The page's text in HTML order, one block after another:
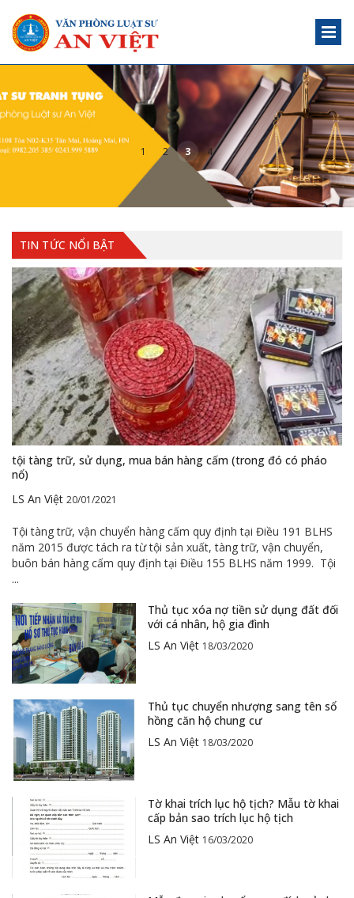
1 2 3 4
TIN TỨC NỔI BẬT
tội tàng trữ, sử dụng, mua bán hàng cấm (trong đó có pháo
nổ)
LS An Việt 20/01/2021
Tội tàng trữ, vận chuyển hàng cấm quy định tại Điều 191 BLHS
năm 2015 được tách ra từ tội sản xuất, tàng trữ, vận chuyển,
buôn bán hàng cấm quy định tại Điều 155 BLHS năm 1999. Tội
...
Thủ tục xóa nợ tiền sử dụng đất đối
với cá nhân, hộ gia đình
LS An Việt 18/03/2020
Thủ tục chuyển nhượng sang tên sổ
hồng căn hộ chung cư
LS An Việt 18/03/2020
Tờ khai trích lục hộ tịch? Mẫu tờ khai
cấp bản sao trích lục hộ tịch
LS An Việt 16/03/2020